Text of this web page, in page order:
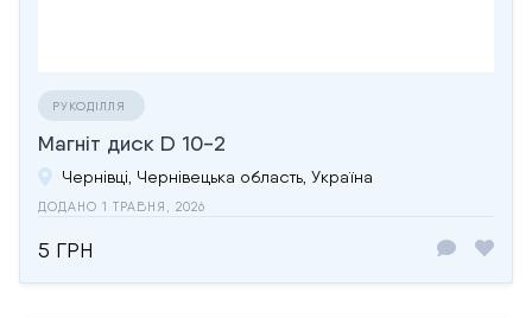
РУКОДІЛЛЯ
Магніт диск D 10-2
Чернівці, Чернівецька область, Україна
ДОДАНО 1 ТРАВНЯ, 2026
5 ГРН